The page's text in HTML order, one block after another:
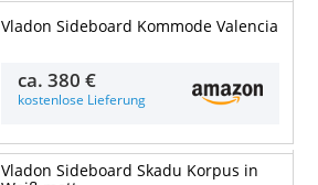
Vladon Sideboard Kommode Valencia
ca.380 €
kostenlose Lieferung
Vladon Sideboard Skadu Korpus in